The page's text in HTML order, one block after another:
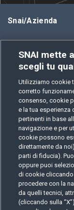
Snai/Azienda
Regolamenti e
Privacy
Offerta
IL
E PUÒ
Copyright © 2001-
SNAI mette
scegli tu
Utilizziamo cookie
corretto
consenso, cookie
e la tua esperienza
pertinenti in base
navigazione e per
cookie possono
direttamente da
parti di fiducia).
oppure puoi
di cookie
procedere con la
da quelli tecnici,
(cliccando sulla